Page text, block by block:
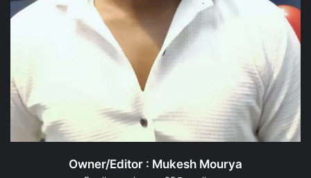
Owner/Editor : Mukesh Mourya